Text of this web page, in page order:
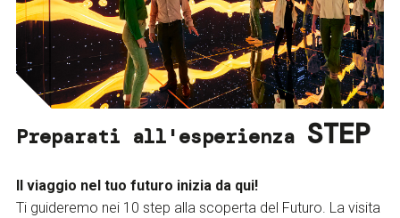
Preparati all'esperienza STEP
Il viaggio nel tuo futuro inizia da qui!
Ti guideremo nei 10 step alla scoperta del Futuro. La visita